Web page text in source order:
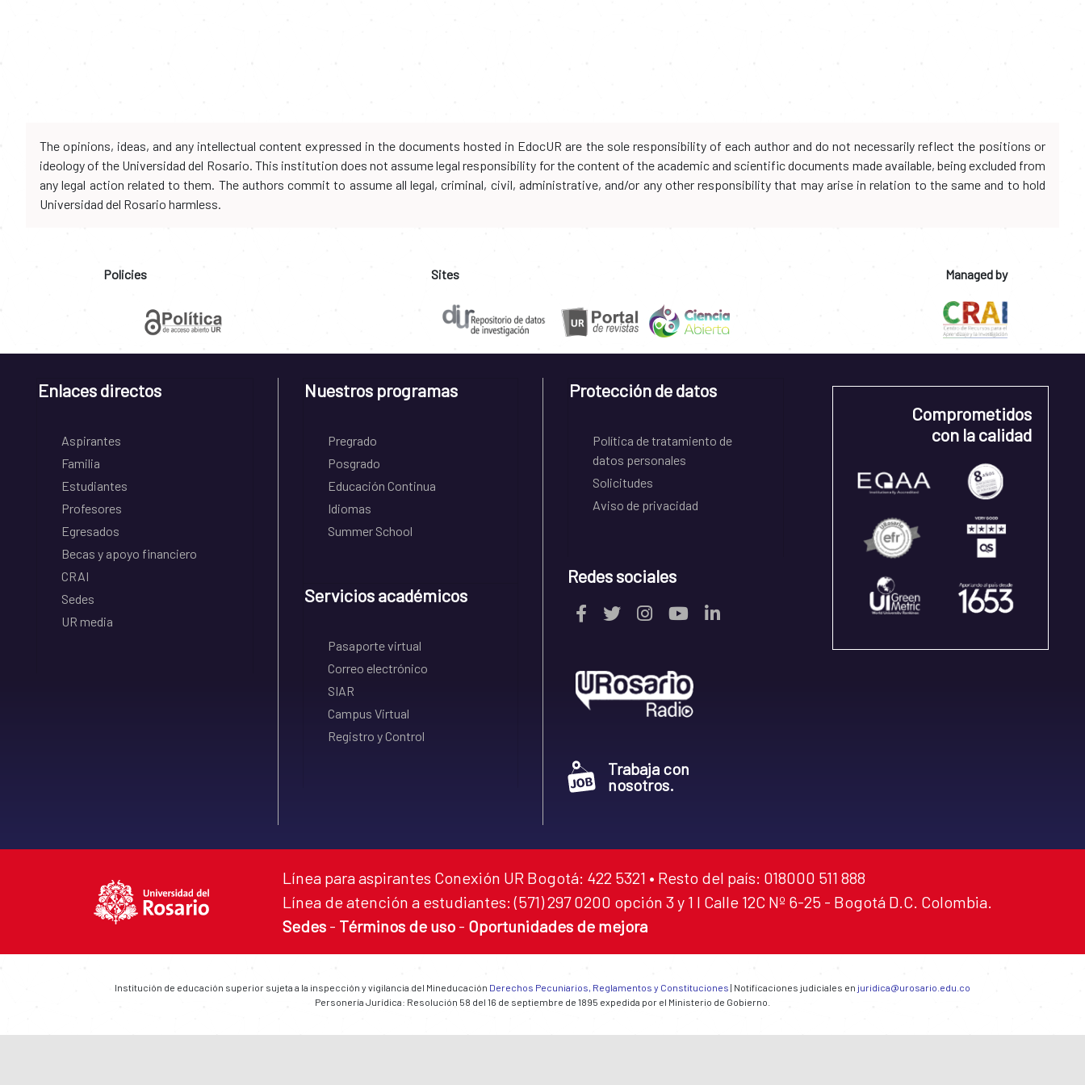
The opinions, ideas, and any intellectual content expressed in the documents hosted in EdocUR are the sole responsibility of each author and do not necessarily reflect the positions or
ideology of the Universidad del Rosario. This institution does not assume legal responsibility for the content of the academic and scientific documents made available, being excluded from
any legal action related to them. The authors commit to assume all legal, criminal, civil, administrative, and/or any other responsibility that may arise in relation to the same and to hold
Universidad del Rosario harmless.
Policies Sites Managed by
Enlaces directos
Aspirantes
Familia
Estudiantes
Profesores
Egresados
Becas y apoyo financiero
CRAI
Sedes
UR media
Nuestros programas
Pregrado
Posgrado
Educación Continua
Idiomas
Summer School
Servicios académicos
Pasaporte virtual
Correo electrónico
SIAR
Campus Virtual
Registro y Control
Protección de datos
Política de tratamiento de
datos personales
Solicitudes
Aviso de privacidad
Redes sociales
Trabaja con
nosotros.
Comprometidos
con la calidad
Línea para aspirantes Conexión UR Bogotá: 422 5321 • Resto del país: 018000 511 888
Línea de atención a estudiantes: (571) 297 0200 opción 3 y 1 I Calle 12C Nº 6-25 - Bogotá D.C. Colombia.
Sedes - Términos de uso - Oportunidades de mejora
Institución de educación superior sujeta a la inspección y vigilancia del Mineducación Derechos Pecuniarios, Reglamentos y Constituciones | Notificaciones judiciales en juridica@urosario.edu.co
Personería Jurídica: Resolución 58 del 16 de septiembre de 1895 expedida por el Ministerio de Gobierno.